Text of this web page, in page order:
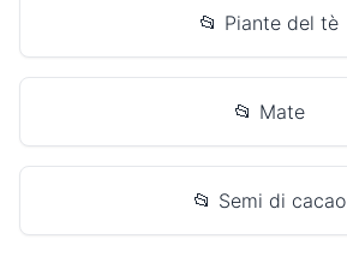
📂 Piante del tè
📂 Mate
📂 Semi di cacao